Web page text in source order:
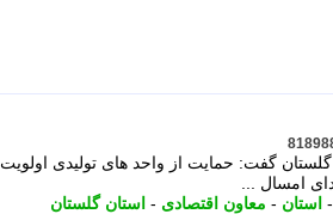
گفت: حمایت از واحد های تولیدی اولویت
امسال ...
- استان - معاون اقتصادی - استان گلستان